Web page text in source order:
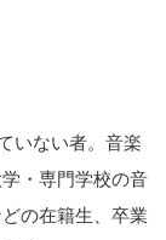
いない者。音楽
・専門学校の音
の在籍生、卒業